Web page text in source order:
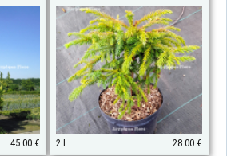
45.00 € 2 L 28.00 €